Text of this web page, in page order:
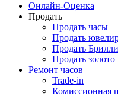
Онлайн-Оценка
Продать
Продать часы
Продать
Продать
Продать золото
Ремонт часов
Trade-in
Комиссионная